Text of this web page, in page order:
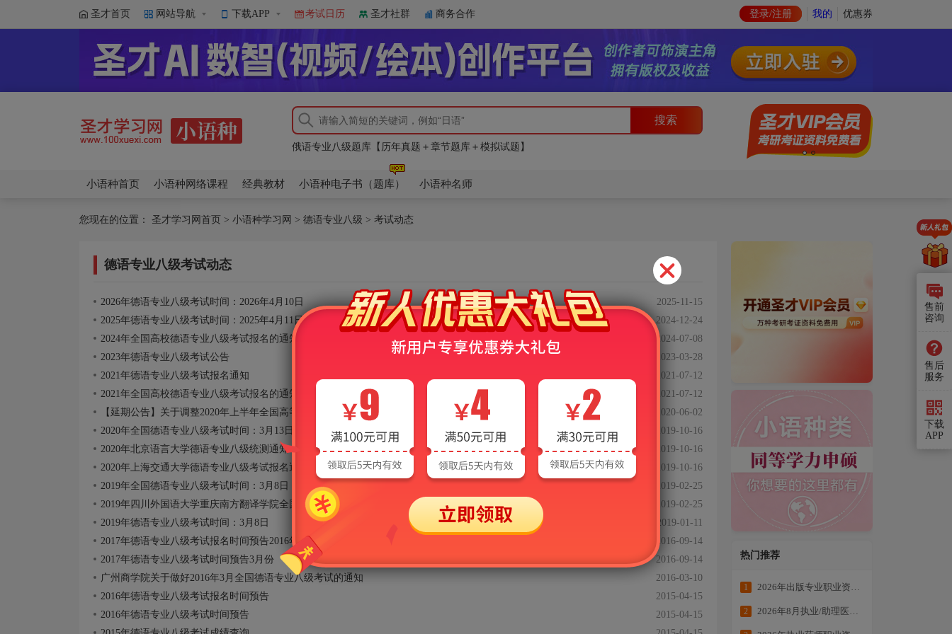
圣才首页 网站导航 下载APP 考试日历 圣才社群 商务合作 登录/注册 我的 优惠券
大学日语四级题库【历年真题＋章节题库＋模拟试题】
大学俄语四级全套资料【核心词汇＋历年真题＋题库】
俄语专业八级题库【历年真题＋章节题库＋模拟试题】
大学日语四级题库【历年真题＋章节题库＋模拟试题】
大学俄语四级全套资料【核心词汇＋历年真题＋题库】
搜索
小语种首页 小语种网络课程 经典教材 小语种电子书（题库） 小语种名师
您现在的位置： 圣才学习网首页 > 小语种学习网 > 德语专业八级 > 考试动态
德语专业八级考试动态
2026年德语专业八级考试时间：2026年4月10日
2025-11-15
2025年德语专业八级考试时间：2025年4月11日
2024-12-24
2024年全国高校德语专业八级考试报名的通知
2024-07-08
2023年德语专业八级考试公告
2023-03-28
2021年德语专业八级考试报名通知
2021-07-12
2021年全国高校德语专业八级考试报名的通知
2021-07-12
【延期公告】关于调整2020年上半年全国高等学校德语专业八级考试的公告
2020-06-02
2020年全国德语专业八级考试时间：3月13日
2019-10-16
2020年北京语言大学德语专业八级统测通知
2019-10-16
2020年上海交通大学德语专业八级考试报名通知
2019-10-16
2019年全国德语专业八级考试时间：3月8日
2019-02-25
2019年四川外国语大学重庆南方翻译学院全国德语专业八级考试通知
2019-02-25
2019年德语专业八级考试时间：3月8日
2019-01-11
2017年德语专业八级考试报名时间预告2016年10月份
2016-09-14
2017年德语专业八级考试时间预告3月份
2016-09-14
广州商学院关于做好2016年3月全国德语专业八级考试的通知
2016-03-10
2016年德语专业八级考试报名时间预告
2015-04-15
2016年德语专业八级考试时间预告
2015-04-15
热门推荐
1 2026年出版专业职业资格考试学练结合冲刺备考
2 2026年8月执业/助理医师全科目复习资料
售前
咨询
售后
服务
下载
APP